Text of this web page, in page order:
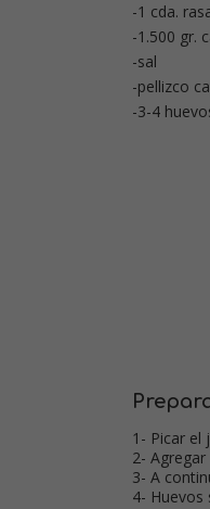
-1 cda.
-1.500 gr.
-sal
-pellizco
-3-4
1- Picar el
2-
3- A
4- Huevos